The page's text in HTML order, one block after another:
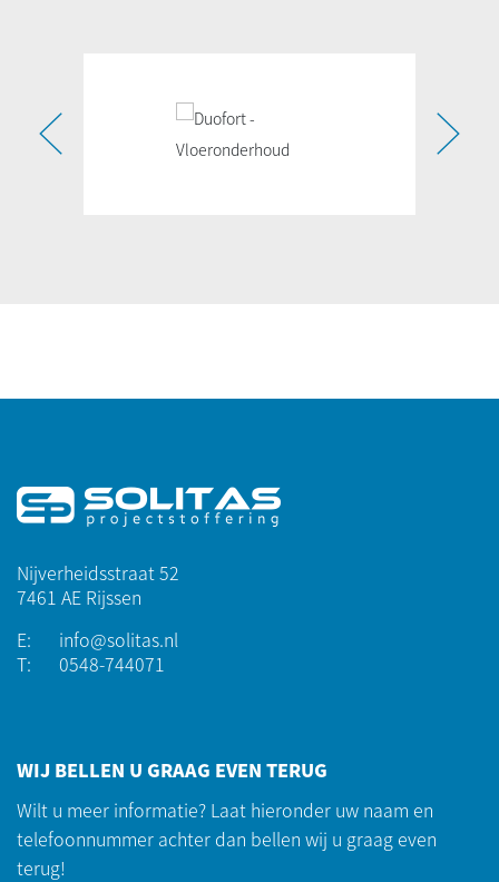
Nijverheidsstraat 52
7461 AE Rijssen
E:
info@solitas.nl
T:
0548-744071
WIJ BELLEN U GRAAG EVEN TERUG
Wilt u meer informatie? Laat hieronder uw naam en
telefoonnummer achter dan bellen wij u graag even
terug!